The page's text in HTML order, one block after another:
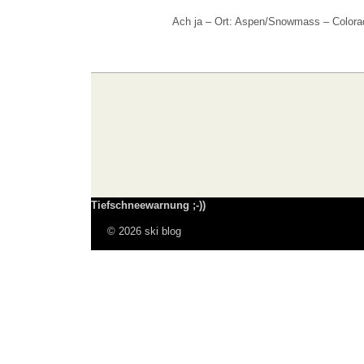
Ach ja – Ort: Aspen/Snowmass –
Tiefschneewarnung ;-))
© 2026 ski blog